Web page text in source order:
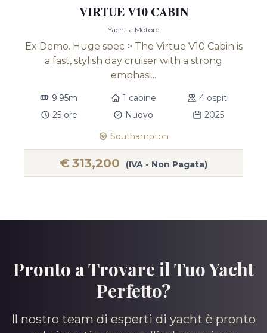
VIRTUE V10 CABIN
Yacht a Motore
Ex Demo. Huge spec > The Virtue V10 Cabin is
a fast, stylish day cruiser with a strong
emphasi...
9.95m 1 cabine
4 ospiti
25 ore
Nuovo
2025
Southampton
€313,200 (IVA - Non Pagata)
Pronto a Trovare il Tuo Yacht
Perfetto?
Il nostro team di esperti di yacht è pronto